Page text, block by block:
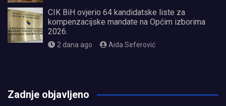
CIK BiH ovjerio 64 kandidatske liste za
kompenzacijske mandate na Općim izborima
2026.
2 dana ago Aida Seferović
Zadnje objavljeno